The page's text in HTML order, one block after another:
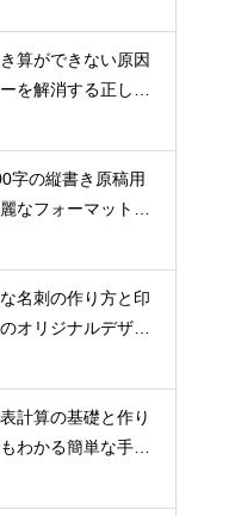
算ができない原因
を解消する正しい
字の縦書き原稿用
なフォーマット
名刺の作り方と印
オリジナルデザイ
計算の基礎と作り
わかる簡単な手順